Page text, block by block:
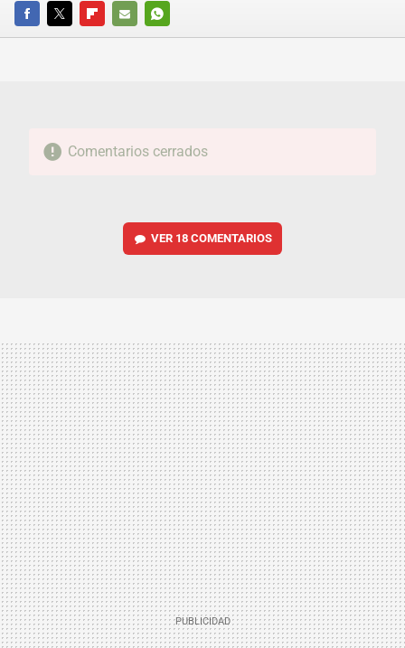
FACEBOOKTWITTERFLIPBOARD
E-
WHATSAPP
Comentarios cerrados
VER 18 COMENTARIOS